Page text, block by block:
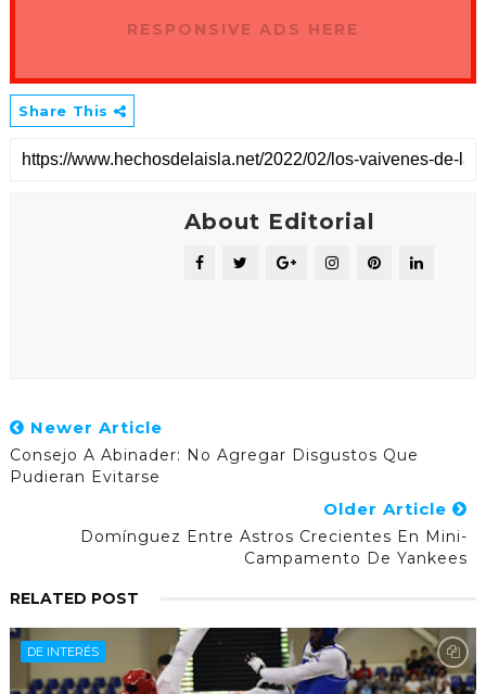
RESPONSIVE ADS HERE
Share This
About Editorial
Newer Article
Consejo A Abinader: No Agregar Disgustos Que
Pudieran Evitarse
Older Article
Domínguez Entre Astros Crecientes En Mini-
Campamento De Yankees
RELATED POST
DE INTERÉS